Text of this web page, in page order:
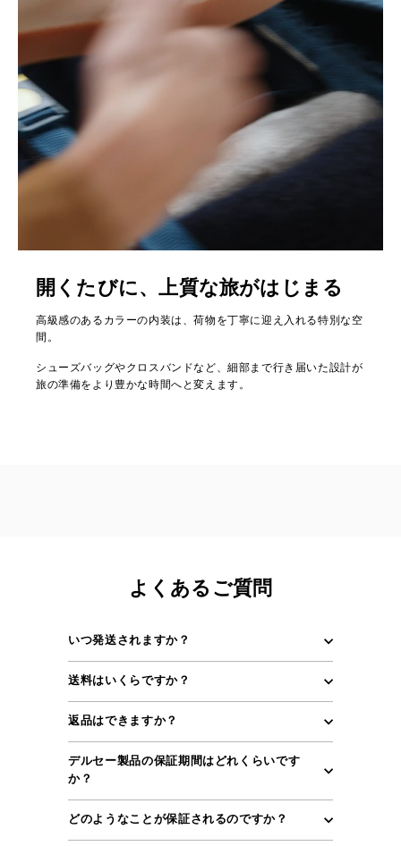
開くたびに、上質な旅がはじまる
高級感のあるカラーの内装は、荷物を丁寧に迎え入れる特別な空
間。
シューズバッグやクロスバンドなど、細部まで行き届いた設計が
旅の準備をより豊かな時間へと変えます。
よくあるご質問
いつ発送されますか？
送料はいくらですか？
返品はできますか？
デルセー製品の保証期間はどれくらいです
か？
どのようなことが保証されるのですか？